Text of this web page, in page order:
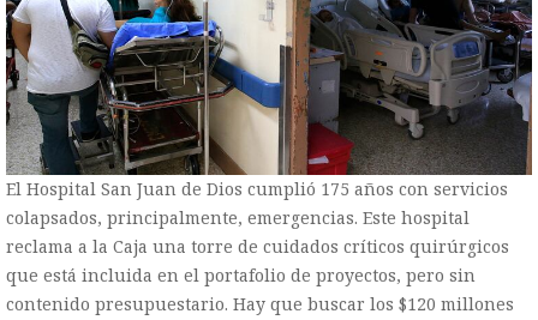
El Hospital San Juan de Dios cumplió 175 años con servicios
colapsados, principalmente, emergencias. Este hospital
reclama a la Caja una torre de cuidados críticos quirúrgicos
que está incluida en el portafolio de proyectos, pero sin
contenido presupuestario. Hay que buscar los $120 millones